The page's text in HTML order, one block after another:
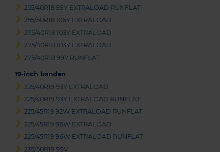
255/40R18 99Y EXTRALOAD RUNFLAT
255/50R18 106Y EXTRALOAD
275/40R18 103Y EXTRALOAD
275/40R18 103Y EXTRALOAD
275/40R18 99Y RUNFLAT
19-inch banden
225/40R19 93Y EXTRALOAD
225/40R19 93Y EXTRALOAD RUNFLAT
225/45R19 92W EXTRALOAD RUNFLAT
225/45R19 96W EXTRALOAD
225/45R19 96W EXTRALOAD RUNFLAT
235/50R19 99V